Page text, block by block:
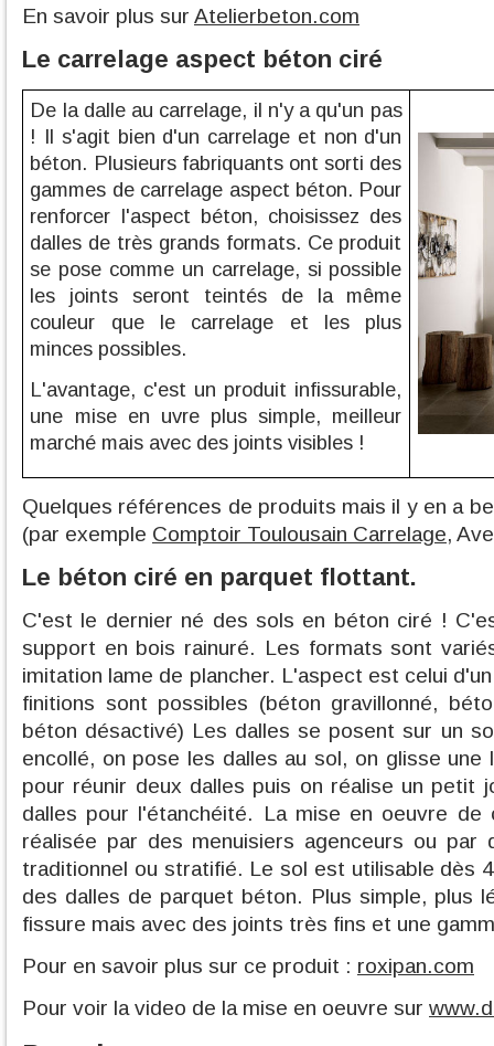
En savoir plus sur Atelierbeton.com
Le carrelage aspect béton ciré
De la dalle au carrelage, il n'y a qu'un pas
! Il s'agit bien d'un carrelage et non d'un
béton. Plusieurs fabriquants ont sorti des
gammes de carrelage aspect béton. Pour
renforcer l'aspect béton, choisissez des
dalles de très grands formats. Ce produit
se pose comme un carrelage, si possible
les joints seront teintés de la même
couleur que le carrelage et les plus
minces possibles.
L'avantage, c'est un produit infissurable,
une mise en uvre plus simple, meilleur
marché mais avec des joints visibles !
Quelques références de produits mais il y en a
(par exemple Comptoir Toulousain Carrelage,
Le béton ciré en parquet flottant.
C'est le dernier né des sols en béton ciré !
support en bois rainuré. Les formats sont
imitation lame de plancher. L'aspect est celui
finitions sont possibles (béton gravillonné,
béton désactivé) Les dalles se posent sur un
encollé, on pose les dalles au sol, on glisse une
pour réunir deux dalles puis on réalise un petit
dalles pour l'étanchéité. La mise en oeuvre
réalisée par des menuisiers agenceurs ou par
traditionnel ou stratifié. Le sol est utilisable dès
des dalles de parquet béton. Plus simple, plus
fissure mais avec des joints très fins et une
Pour en savoir plus sur ce produit : roxipan.com
Pour voir la video de la mise en oeuvre sur